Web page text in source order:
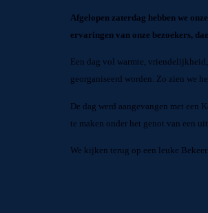
Afgelopen zaterdag hebben we
ervaringen van onze bezoekers,
Een dag vol warmte,
georganiseerd worden. Zo zien we
De dag werd aangevangen met
te maken onder het genot van een
We kijken terug op een leuke